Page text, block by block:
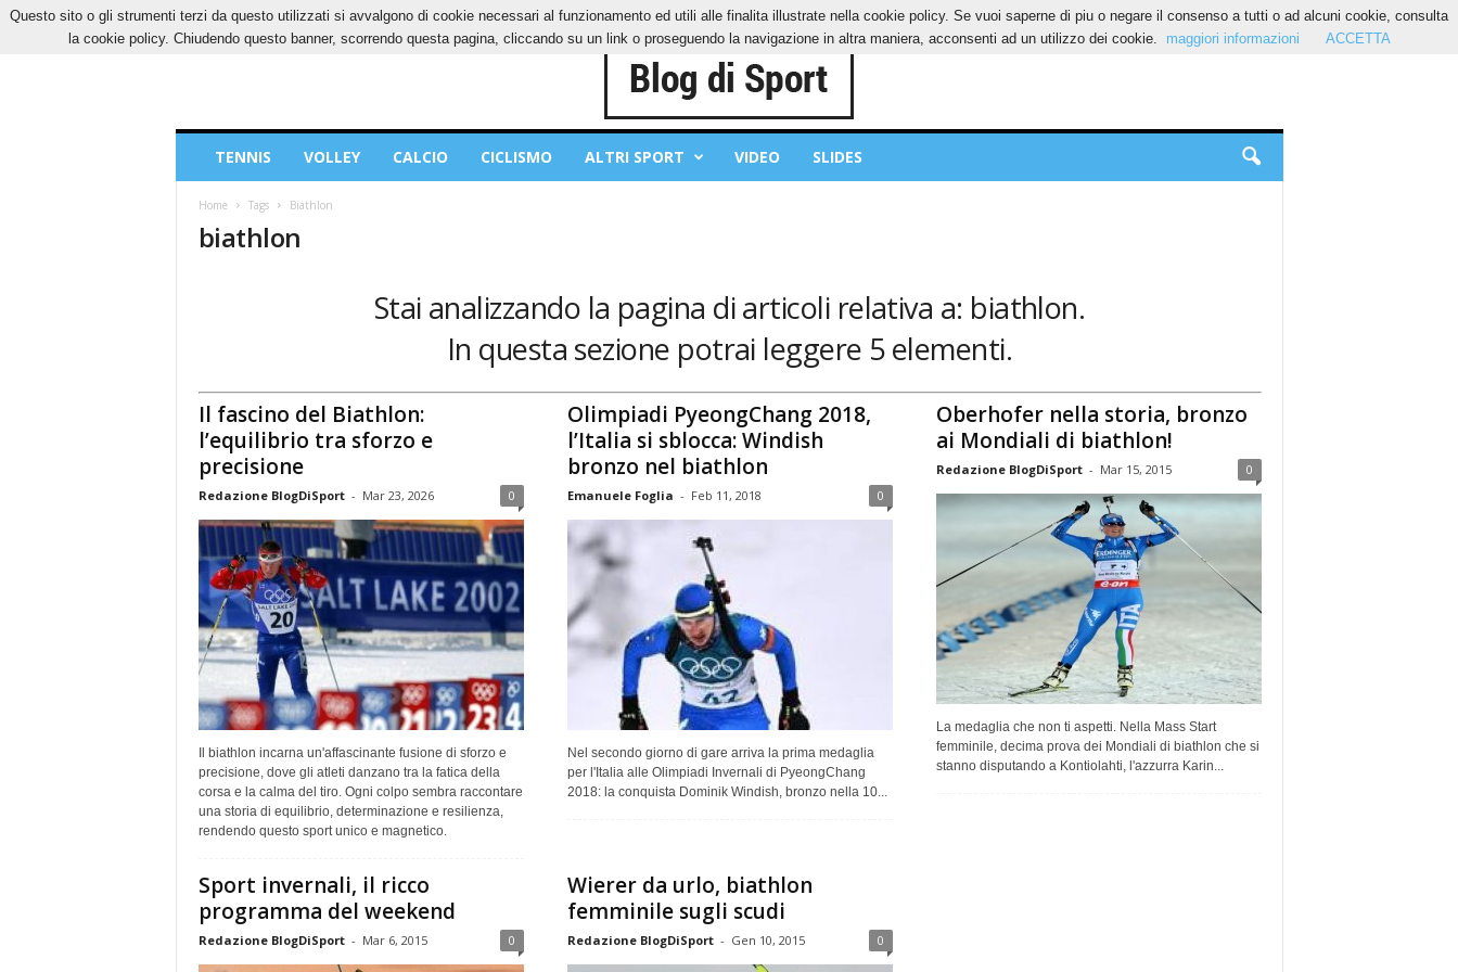
VENERDÌ, 7 AGOSTO 2026 CONTATTI COOKIES PRIVACY POLICY
Sport
TENNIS VOLLEY CALCIO CICLISMO ALTRI SPORT VIDEO SLIDES
Home Tags Biathlon
biathlon
Stai analizzando la pagina di articoli relativa a: biathlon.
In questa sezione potrai leggere 5 elementi.
Il fascino del Biathlon:
l’equilibrio tra sforzo e
precisione
Redazione BlogDiSport - Mar 23, 2026 0
Il biathlon incarna un'affascinante fusione di sforzo e
precisione, dove gli atleti danzano tra la fatica della
corsa e la calma del tiro. Ogni colpo sembra raccontare
una storia di equilibrio, determinazione e resilienza,
rendendo questo sport unico e magnetico.
Olimpiadi PyeongChang 2018,
l’Italia si sblocca: Windish
bronzo nel biathlon
Emanuele Foglia - Feb 11, 2018 0
Nel secondo giorno di gare arriva la prima medaglia
per l'Italia alle Olimpiadi Invernali di PyeongChang
2018: la conquista Dominik Windish, bronzo nella 10...
Oberhofer nella storia, bronzo
ai Mondiali di biathlon!
Redazione BlogDiSport - Mar 15, 2015 0
La medaglia che non ti aspetti. Nella Mass Start
femminile, decima prova dei Mondiali di biathlon che si
stanno disputando a Kontiolahti, l'azzurra Karin...
Sport invernali, il ricco
programma del weekend
Redazione BlogDiSport - Mar 6, 2015 0
Wierer da urlo, biathlon
femminile sugli scudi
Redazione BlogDiSport - Gen 10, 2015 0
Questo sito o gli strumenti terzi da questo utilizzati si avvalgono di cookie necessari al funzionamento ed utili alle finalita illustrate nella cookie policy. Se vuoi saperne di piu o negare il consenso a tutti o ad alcuni cookie, consulta
la cookie policy. Chiudendo questo banner, scorrendo questa pagina, cliccando su un link o proseguendo la navigazione in altra maniera, acconsenti ad un utilizzo dei cookie.
maggiori informazioni ACCETTA